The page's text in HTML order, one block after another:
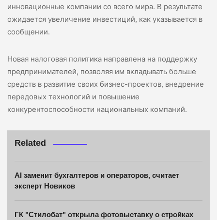
инновационные компании со всего мира. В результате
ожидается увеличение инвестиций, как указывается в
сообщении.
Новая налоговая политика направлена на поддержку
предпринимателей, позволяя им вкладывать больше
средств в развитие своих бизнес-проектов, внедрение
передовых технологий и повышение
конкурентоспособности национальных компаний.
Related
AI заменит бухгалтеров и операторов, считает
эксперт Новиков
ГК "Стилобат" открыла фотовыставку о стройках